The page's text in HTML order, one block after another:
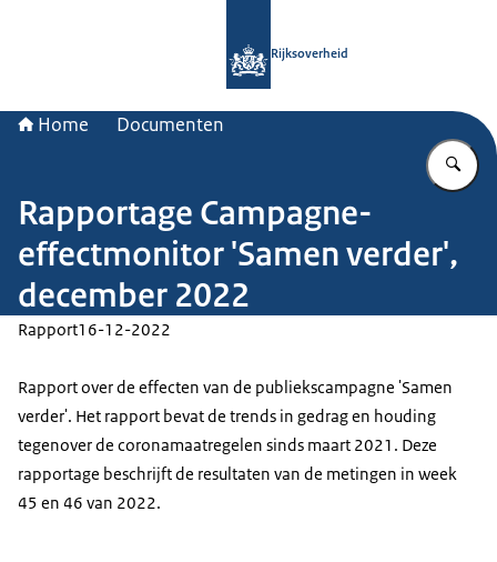
Rijksoverheid
Home Documenten
Rapportage Campagne-
effectmonitor 'Samen verder',
december 2022
Rapport16-12-2022
Rapport over de effecten van de publiekscampagne 'Samen
verder'. Het rapport bevat de trends in gedrag en houding
tegenover de coronamaatregelen sinds maart 2021. Deze
rapportage beschrijft de resultaten van de metingen in week
45 en 46 van 2022.